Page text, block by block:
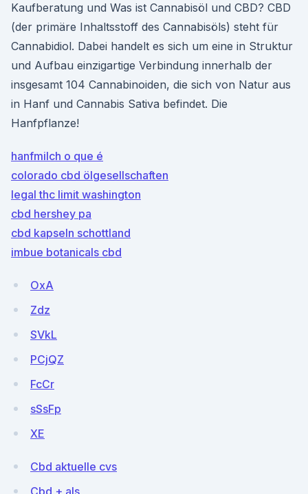
Kaufberatung und Was ist Cannabisöl und CBD? CBD
(der primäre Inhaltsstoff des Cannabisöls) steht für
Cannabidiol. Dabei handelt es sich um eine in Struktur
und Aufbau einzigartige Verbindung innerhalb der
insgesamt 104 Cannabinoiden, die sich von Natur aus
in Hanf und Cannabis Sativa befindet. Die
Hanfpflanze!
hanfmilch o que é
colorado cbd ölgesellschaften
legal thc limit washington
cbd hershey pa
cbd kapseln schottland
imbue botanicals cbd
OxA
Zdz
SVkL
PCjQZ
FcCr
sSsFp
XE
Cbd aktuelle cvs
Cbd + als